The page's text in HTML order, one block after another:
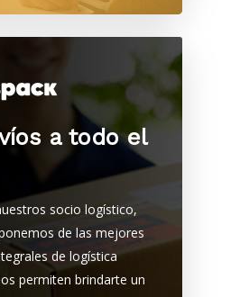
a todo el
socio logístico,
de las mejores
de logística
permiten brindarte un
Destinos
Beneficios